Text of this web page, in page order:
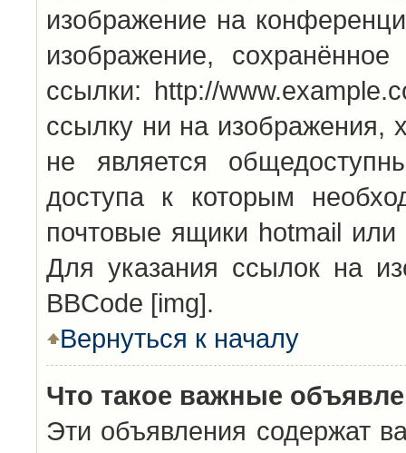
изображение на
изображение,
ссылки: http://
ссылку ни на
не является
доступа к которым
почтовые ящики hotmail
Для указания ссылок на
BBCode [img].
Вернуться к началу
Что такое важные
Эти объявления содержат